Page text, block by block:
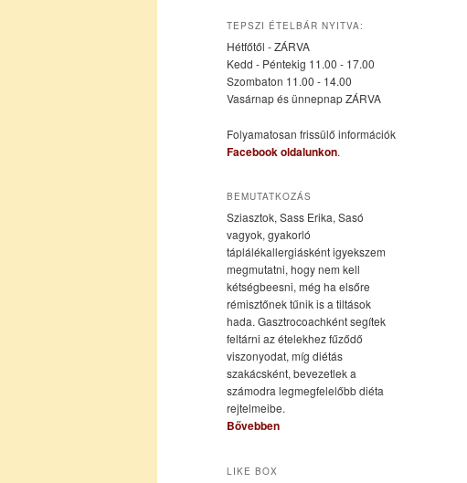
elsődleges
tartalomra
másodlagos
tartalomra
TEPSZI ÉTELBÁR NYITVA:
Hétfőtől - ZÁRVA
Kedd - Péntekig 11.00 - 17.00
Szombaton 11.00 - 14.00
Vasárnap és ünnepnap ZÁRVA
Folyamatosan frissülő információk
Facebook oldalunkon.
BEMUTATKOZÁS
Sziasztok, Sass Erika, Sasó
vagyok, gyakorló
táplálékallergiásként igyekszem
megmutatni, hogy nem kell
kétségbeesni, még ha elsőre
rémisztőnek tűnik is a tiltások
hada. Gasztrocoachként segítek
feltárni az ételekhez fűződő
viszonyodat, míg diétás
szakácsként, bevezetlek a
számodra legmegfelelőbb diéta
rejtelmeibe.
Bővebben
LIKE BOX